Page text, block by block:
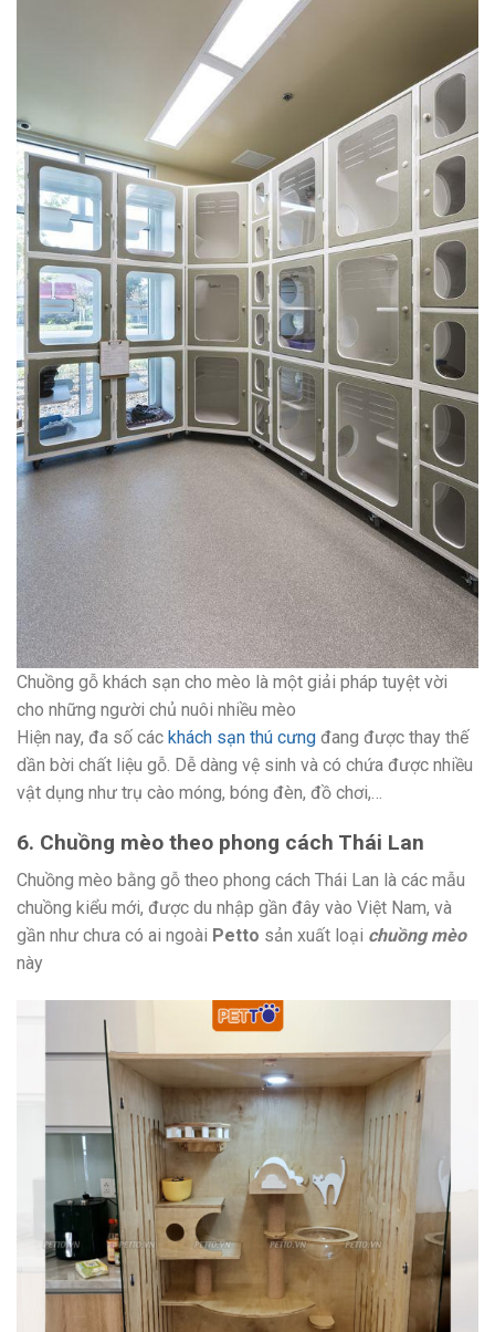
Chuồng gỗ khách sạn cho mèo là một giải pháp tuyệt vời
cho những người chủ nuôi nhiều mèo
Hiện nay, đa số các khách sạn thú cưng đang được thay thế
dần bời chất liệu gỗ. Dễ dàng vệ sinh và có chứa được nhiều
vật dụng như trụ cào móng, bóng đèn, đồ chơi,…
6. Chuồng mèo theo phong cách Thái Lan
Chuồng mèo bằng gỗ theo phong cách Thái Lan là các mẫu
chuồng kiểu mới, được du nhập gần đây vào Việt Nam, và
gần như chưa có ai ngoài Petto sản xuất loại chuồng mèo
này